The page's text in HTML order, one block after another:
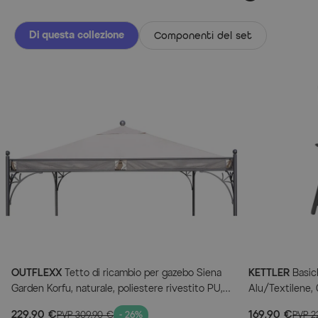
Di questa collezione Componenti del set
OUTFLEXX Tetto di ricambio per gazebo Siena
Garden Korfu, naturale, poliestere rivestito PU,
229,90 €PVP309,90 € - 26%
KETTLER
Alu/Textilene,
169,90 €PVP